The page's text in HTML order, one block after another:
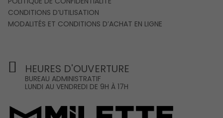
CONDITIONS D’UTILISATION
MODALITÉS ET CONDITIONS D’ACHAT EN LIGNE
HEURES D'OUVERTURE
BUREAU ADMINISTRATIF
LUNDI AU VENDREDI DE 9H À 17H